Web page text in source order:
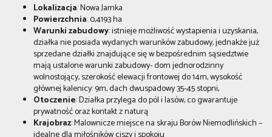
Lokalizacja: Nowa Jamka
Powierzchnia: 0,4193 ha
Warunki zabudowy: istnieje możliwość wystapienia i uzyskania,
działka nie posiada wydanych warunków zabudowy, jednakże już
sprzedane działki znajdujące się w bezpośrednim sąsiedztwie
mają ustalone warunki zabudowy- dom jednorodzinny
wolnostojący, szerokość elewacji frontowej do 14m, wysokość
głównej kalenicy: 9m, dach dwuspadowy 35-45 stopni,
Otoczenie: Działka przylega do pól i lasów, co gwarantuje
prywatność oraz kontakt z naturą
Krajobraz: Malownicze miejsce na skraju Borów Niemodlińskich –